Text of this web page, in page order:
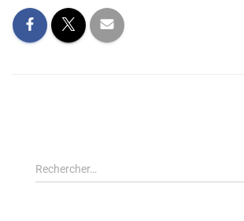
Rechercher…